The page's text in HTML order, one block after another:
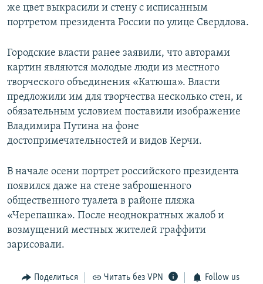
же цвет выкрасили и стену с исписанным
портретом президента России по улице Свердлова.
Городские власти ранее заявили, что авторами
картин являются молодые люди из местного
творческого объединения «Катюша». Власти
предложили им для творчества несколько стен, и
обязательным условием поставили изображение
Владимира Путина на фоне
достопримечательностей и видов Керчи.
В начале осени портрет российского президента
появился даже на стене заброшенного
общественного туалета в районе пляжа
«Черепашка». После неоднократных жалоб и
возмущений местных жителей граффити
зарисовали.
Поделиться Читать без VPN Follow us